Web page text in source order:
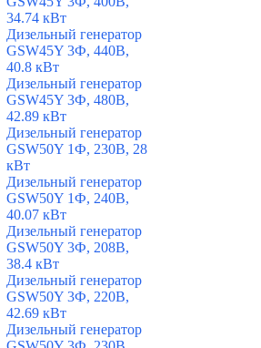
34.74 кВт
Дизельный генератор
GSW45Y 3Ф, 440В,
40.8 кВт
Дизельный генератор
GSW45Y 3Ф, 480В,
42.89 кВт
Дизельный генератор
GSW50Y 1Ф, 230В, 28
кВт
Дизельный генератор
GSW50Y 1Ф, 240В,
40.07 кВт
Дизельный генератор
GSW50Y 3Ф, 208В,
38.4 кВт
Дизельный генератор
GSW50Y 3Ф, 220В,
42.69 кВт
Дизельный генератор